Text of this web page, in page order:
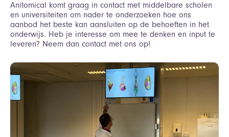
Anitomical komt graag in contact met middelbare scholen
en universiteiten om nader te onderzoeken hoe ons
aanbod het beste kan aansluiten op de behoeften in het
onderwijs. Heb je interesse om mee te denken en input te
leveren? Neem dan contact met ons op!